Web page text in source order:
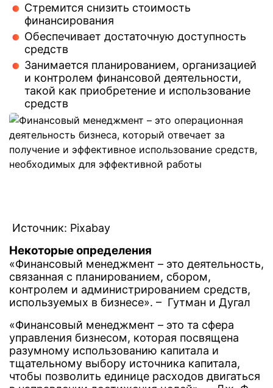
Стремится снизить стоимость
финансирования
Обеспечивает достаточную доступность
средств
Занимается планированием, организацией
и контролем финансовой деятельности,
такой как приобретение и использование
средств
Источник: Pixabay
Некоторые определения
«Финансовый менеджмент – это деятельность,
связанная с планированием, сбором,
контролем и администрированием средств,
используемых в бизнесе». – Гутман и Дугал
«Финансовый менеджмент – это та сфера
управления бизнесом, которая посвящена
разумному использованию капитала и
тщательному выбору источника капитала,
чтобы позволить единице расходов двигаться